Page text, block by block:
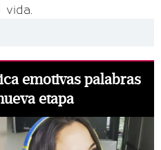
emotivas palabras
etapa